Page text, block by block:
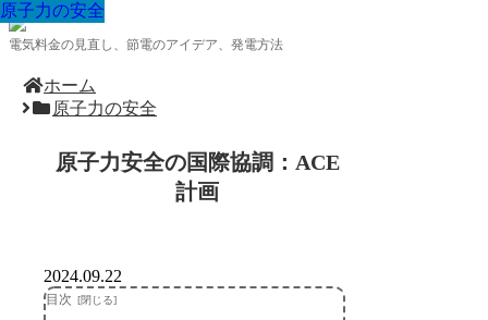
電気料金の見直し、節電のアイデア、発電方法
ホーム
原子力の安全
原子力安全の国際協調：ACE
計画
原子力の安全
2024.09.22
目次
原子力の安全
原子力の安全
原子力の安全
原子力の安全
原子力の安全
原子力の安全
原子力の安全
原子力の安全